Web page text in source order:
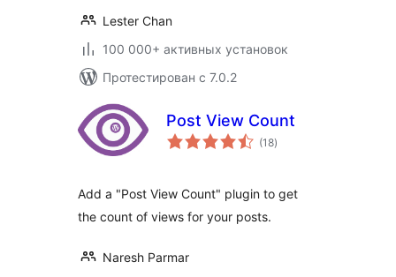
Lester Chan
100 000+ активных установок
Протестирован с 7.0.2
Post View Count
(18общий
рейтинг
)
Add a "Post View Count" plugin to get
the count of views for your posts.
Naresh Parmar